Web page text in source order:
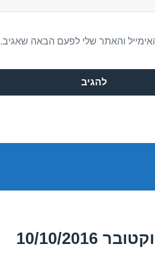
והאתר שלי לפעם הבאה שאגיב.
10/2016